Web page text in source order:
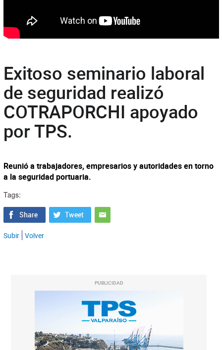
Exitoso seminario laboral
de seguridad realizó
COTRAPORCHI apoyado
por TPS.
Reunió a trabajadores, empresarios y autoridades en torno
a la seguridad portuaria.
Tags:
Subir Volver
PUBLICIDAD